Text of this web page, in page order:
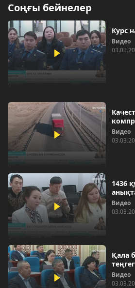
Соңғы бейнелер
Курс
Видео
Видео
1436
Видео
Қала
Видео